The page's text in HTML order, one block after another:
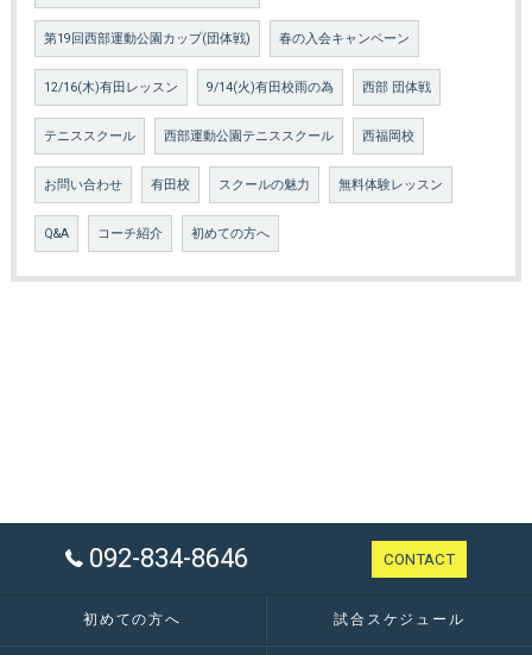
第19回西部運動公園カップ(団体戦) 春の入会キャンペーン
12/16(木)有田レッスン 9/14(火)有田校雨の為 西部 団体戦
テニススクール 西部運動公園テニススクール 西福岡校
お問い合わせ 有田校 スクールの魅力 無料体験レッスン
Q&A コーチ紹介 初めての方へ
092-834-8646 CONTACT
初めての方へ 試合スケジュール